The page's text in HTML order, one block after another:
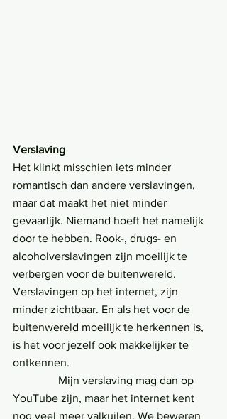
Verslaving
Het klinkt misschien iets minder
romantisch dan andere verslavingen,
maar dat maakt het niet minder
gevaarlijk. Niemand hoeft het namelijk
door te hebben. Rook-, drugs- en
alcohol­verslavingen zijn moeilijk te
verbergen voor de buitenwereld.
Verslavingen op het internet, zijn
minder zichtbaar. En als het voor de
buitenwereld moeilijk te herkennen is,
is het voor jezelf ook ma­k­kelijker te
ontkennen.
YouTube zijn, maar het internet kent
nog veel meer valkuilen. We beweren